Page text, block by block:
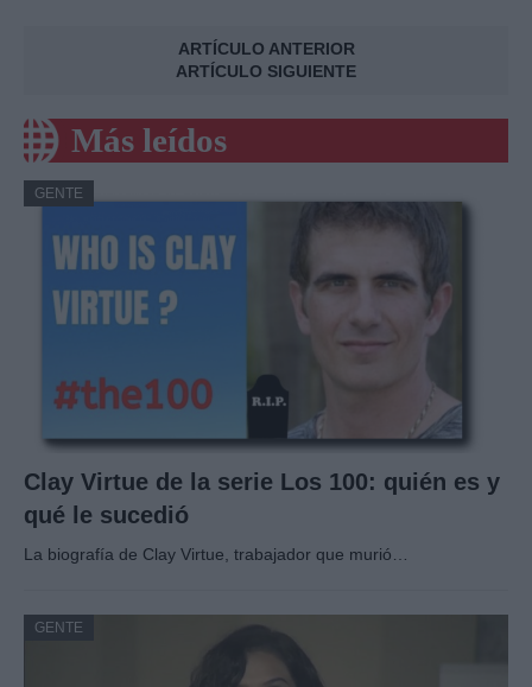
ARTÍCULO ANTERIOR
ARTÍCULO SIGUIENTE
Más leídos
GENTE
Clay Virtue de la serie Los 100: quién es y
qué le sucedió
La biografía de Clay Virtue, trabajador que murió…
GENTE